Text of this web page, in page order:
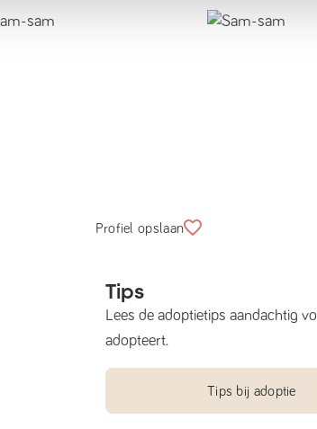
Profiel opslaan
Tips
Lees de adoptietips aandachtig
adopteert.
Tips bij adoptie